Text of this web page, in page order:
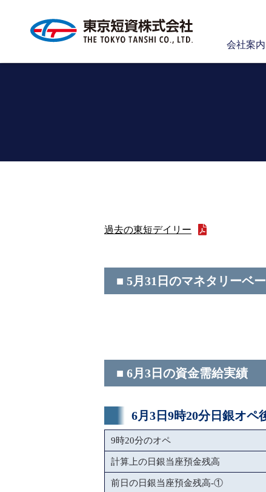
会社案内
過去の東短デイリー
■ 5月31日のマネタリーベ
■ 6月3日の資金需給実績
6月3日9時20分日銀オペ
9時20分のオペ
計算上の日銀当座預金残高
前日の日銀当座預金残高-①